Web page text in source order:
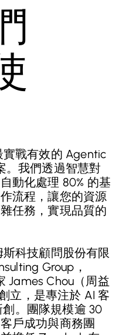
實戰有效的 Agentic
。我們透過智慧對
動化處理 80% 的基
流程，讓您的資源
任務，實現品質的
科技顧問股份有限
Group，
James Chou（周益
立，是專注於 AI 客
。團隊規模逾 30
戶成功與商務團